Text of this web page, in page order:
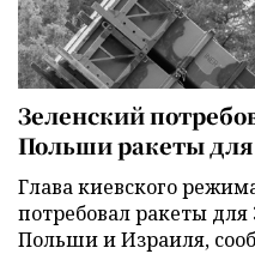
Зеленский
Польши ракеты
Глава киевского
потребовал ракеты
Польши и Израиля,